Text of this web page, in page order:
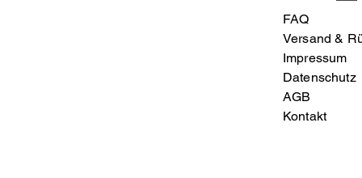
FAQ
Versand &
Impressum
Datenschutz
AGB
Kontakt